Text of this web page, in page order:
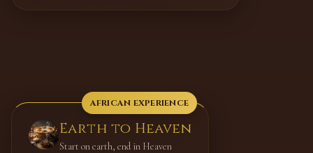
AFRICAN EXPERIENCE
Earth to Heaven
Start on earth, end in Heaven